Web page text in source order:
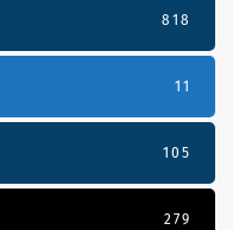
818
11
105
279